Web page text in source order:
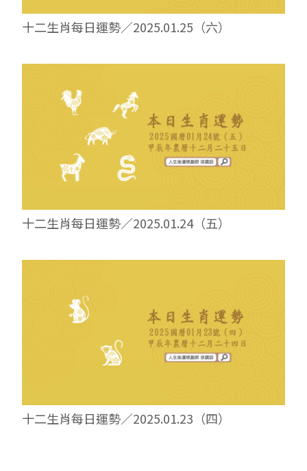
十二生肖每日運勢／2025.01.25（六）
十二生肖每日運勢／2025.01.24（五）
十二生肖每日運勢／2025.01.23（四）